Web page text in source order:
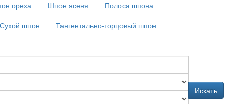
ореха Шпон ясеня
Полоса шпона
Сухой шпон
Тангентально-торцовый шпон
Искать